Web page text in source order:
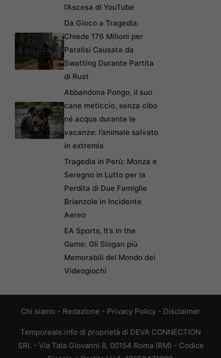
l’Ascesa di YouTube
Da Gioco a Tragedia:
Chiede 176 Milioni per
Paralisi Causata da
Swatting Durante Partita
di Rust
Abbandona Pongo, il suo
cane meticcio, senza cibo
né acqua durante le
vacanze: l’animale salvato
in extremis
Tragedia in Perù: Monza e
Seregno in Lutto per la
Perdita di Due Famiglie
Brianzole in Incidente
Aereo
EA Sports, It’s in the
Game: Gli Slogan più
Memorabili del Mondo dei
Videogiochi
Chi siamo - Redazione - Privacy Policy - Disclaimer
Temporeale.info di proprietà di DEVA CONNECTION
SRL - Via Tata Giovanni 8, 00154 Roma (RM) - Codice